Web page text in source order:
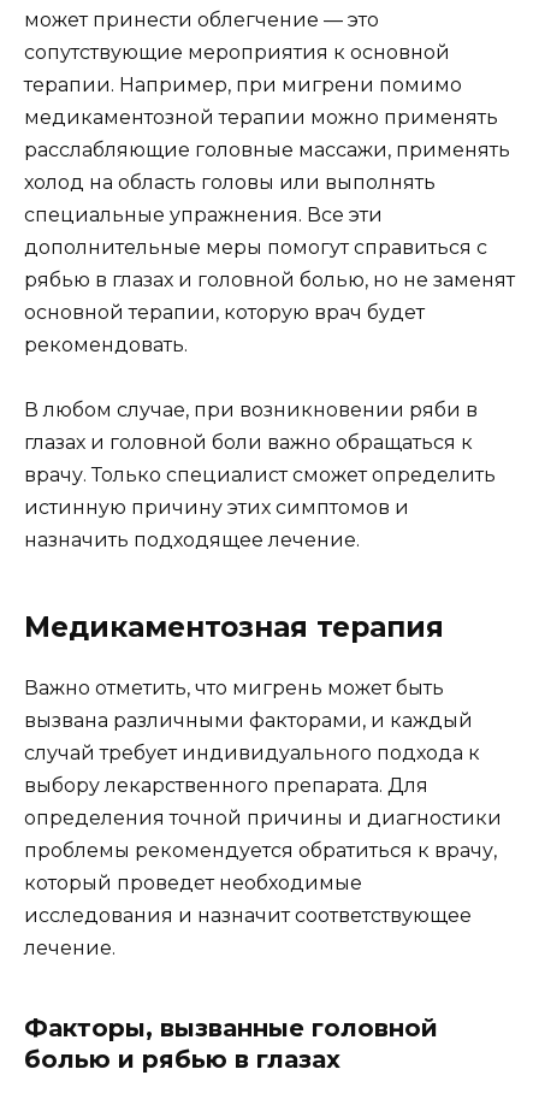
может принести облегчение — это
сопутствующие мероприятия к основной
терапии. Например, при мигрени помимо
медикаментозной терапии можно применять
расслабляющие головные массажи, применять
холод на область головы или выполнять
специальные упражнения. Все эти
дополнительные меры помогут справиться с
рябью в глазах и головной болью, но не заменят
основной терапии, которую врач будет
рекомендовать.
В любом случае, при возникновении ряби в
глазах и головной боли важно обращаться к
врачу. Только специалист сможет определить
истинную причину этих симптомов и
назначить подходящее лечение.
Медикаментозная терапия
Важно отметить, что мигрень может быть
вызвана различными факторами, и каждый
случай требует индивидуального подхода к
выбору лекарственного препарата. Для
определения точной причины и диагностики
проблемы рекомендуется обратиться к врачу,
который проведет необходимые
исследования и назначит соответствующее
лечение.
Факторы, вызванные головной
болью и рябью в глазах